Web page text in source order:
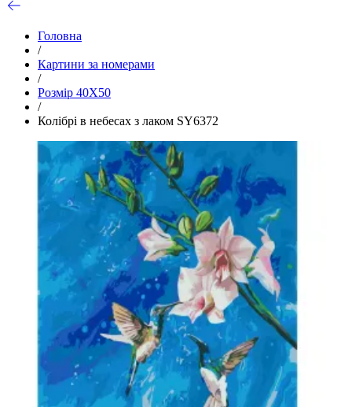
Головна
/
Картини за номерами
/
Розмір 40Х50
/
Колібрі в небесах з лаком SY6372